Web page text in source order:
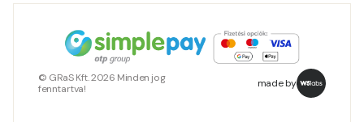
Reddish B
© GRaS Kft. 2026 Minden jog
fenntartva!
made by